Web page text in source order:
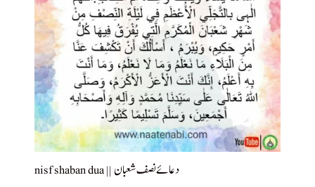
nisf shaban dua || دعائے نصف شعبان